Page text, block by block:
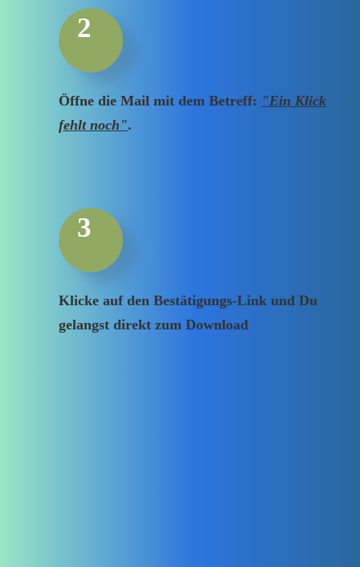
2
Öffne die Mail mit dem Betreff: "Ein Klick
fehlt noch".
3
Klicke auf den Bestätigungs-Link und Du
gelangst direkt zum Download